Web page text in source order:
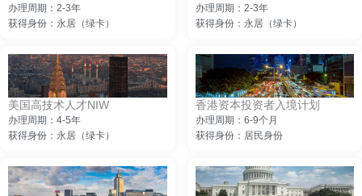
办理周期：2-3年
获得身份：永居（绿卡）
办理周期：2-3年
获得身份：永居（绿卡）
美国高技术人才NIW
办理周期：4-5年
获得身份：永居（绿卡）
香港资本投资者入境计划
办理周期：6-9个月
获得身份：居民身份